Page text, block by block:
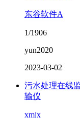
东谷软件A
1/1906
yun2020
2023-03-02
污水处理在线
输仪
xmjx